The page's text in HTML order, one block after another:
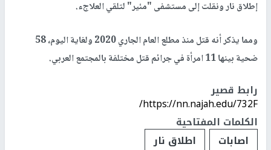
إطلاق نار ونقلت إلى مستشفى "مئير" لتلقي العلاجء.
ومما يذكر أنه قتل منذ مطلع العام الجاري 2020 ولغاية اليوم، 58
ضحية بينها 11 امرأة في جرائم قتل مختلفة بالمجتمع العربي.
رابط قصير
https://nn.najah.edu/732F/
الكلمات المفتاحية
اصابات
اطلاق نار